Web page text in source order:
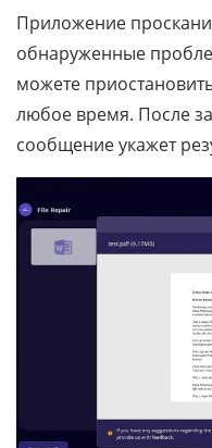
Приложение
обнаруженные
можете
любое время. После
сообщение укажет